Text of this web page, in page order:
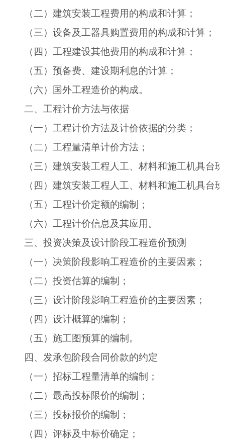
（二）建筑安装工程费用的构成和计算；
（三）设备及工器具购置费用的构成和计算；
（四）工程建设其他费用的构成和计算；
（五）预备费、建设期利息的计算；
（六）国外工程造价的构成。
二、工程计价方法与依据
（一）工程计价方法及计价依据的分类；
（二）工程量清单计价方法；
（三）建筑安装工程人工、材料和施工机具台
（四）建筑安装工程人工、材料和施工机具台
（五）工程计价定额的编制；
（六）工程计价信息及其应用。
三、投资决策及设计阶段工程造价预测
（一）决策阶段影响工程造价的主要因素；
（二）投资估算的编制；
（三）设计阶段影响工程造价的主要因素；
（四）设计概算的编制；
（五）施工图预算的编制。
四、发承包阶段合同价款的约定
（一）招标工程量清单的编制；
（二）最高投标限价的编制；
（三）投标报价的编制；
（四）评标及中标价确定；